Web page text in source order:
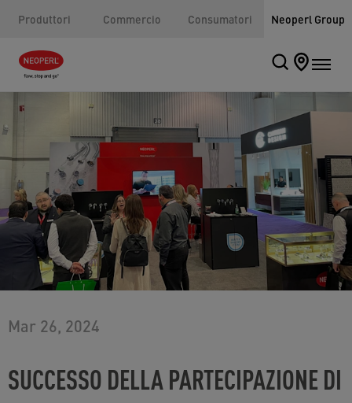
Produttori Commercio Consumatori Neoperl Group
Mar 26, 2024
SUCCESSO DELLA PARTECIPAZIONE DI